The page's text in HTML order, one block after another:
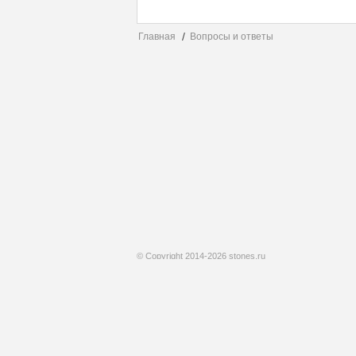
Главная Вопросы и ответы
© Copyright 2014-2026 stones.ru